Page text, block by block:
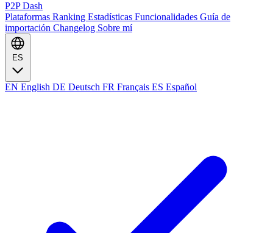
P2P Dash
Plataformas Ranking Estadísticas Funcionalidades Guía de
importación Changelog Sobre mí
ES
EN English DE Deutsch FR Français ES Español